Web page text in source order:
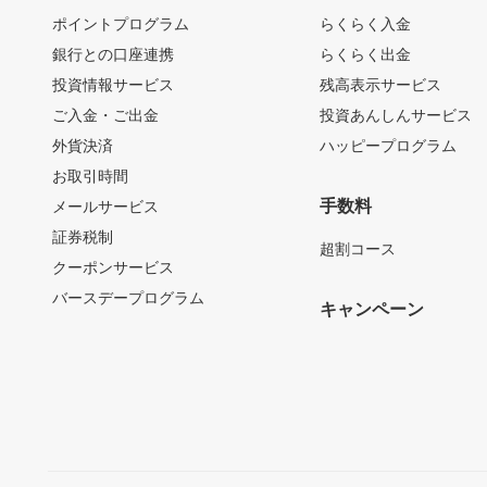
ポイントプログラム
銀行との口座連携
投資情報サービス
ご入金・ご出金
外貨決済
お取引時間
メールサービス
証券税制
クーポンサービス
バースデープログラム
らくらく入金
らくらく出金
残高表示サービス
投資あんしんサービス
ハッピープログラム
手数料
超割コース
キャンペーン